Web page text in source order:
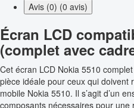
Avis (0) (0 avis)
Écran LCD
(complet avec
Cet écran LCD Nokia 5510
pièce idéale pour ceux qui doivent
mobile Nokia 5510. Il s’agit d’un
composants nécessaires pour